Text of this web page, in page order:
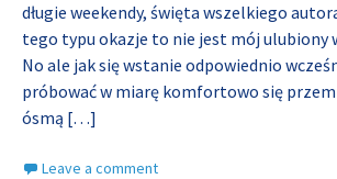
długie weekendy, święta wszelkiego
tego typu okazje to nie jest mój ulubiony
No ale jak się wstanie odpowiednio
próbować w miarę komfortowo się
ósmą […]
Leave a comment